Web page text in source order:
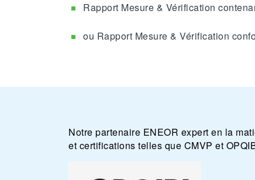
Rapport Mesure & Vérification
ou Rapport Mesure & Vérification
Notre partenaire ENEOR expert en la
et certifications telles que CMVP et